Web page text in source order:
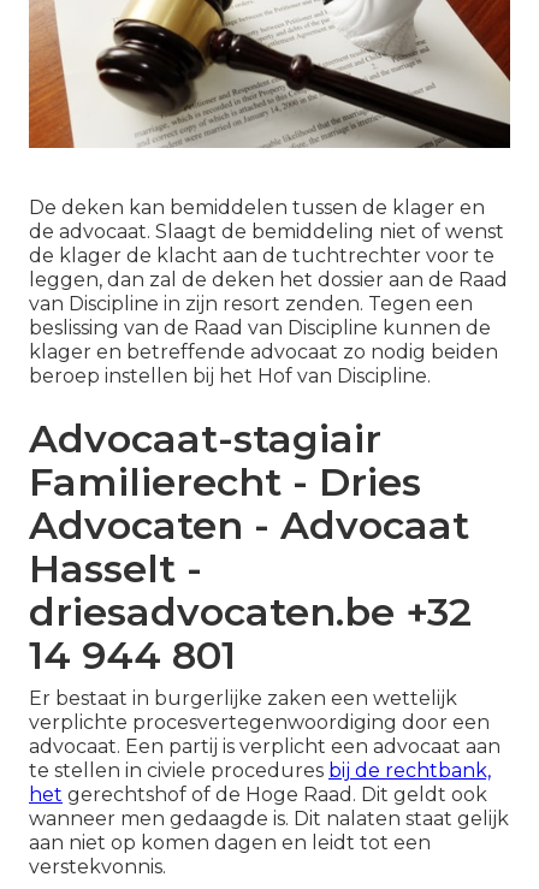
De deken kan bemiddelen tussen de klager en
de advocaat. Slaagt de bemiddeling niet of wenst
de klager de klacht aan de tuchtrechter voor te
leggen, dan zal de deken het dossier aan de Raad
van Discipline in zijn resort zenden. Tegen een
beslissing van de Raad van Discipline kunnen de
klager en betreffende advocaat zo nodig beiden
beroep instellen bij het Hof van Discipline.
Advocaat-stagiair
Familierecht - Dries
Advocaten - Advocaat
Hasselt -
driesadvocaten.be +32
14 944 801
Er bestaat in burgerlijke zaken een wettelijk
verplichte procesvertegenwoordiging door een
advocaat. Een partij is verplicht een advocaat aan
te stellen in civiele procedures bij de rechtbank,
het gerechtshof of de Hoge Raad. Dit geldt ook
wanneer men gedaagde is. Dit nalaten staat gelijk
aan niet op komen dagen en leidt tot een
verstekvonnis.